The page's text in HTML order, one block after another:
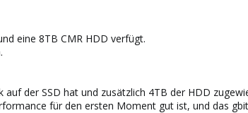
eine 8TB CMR HDD verfügt.
der SSD hat und zusätzlich 4TB der HDD
für den ersten Moment gut ist, und das